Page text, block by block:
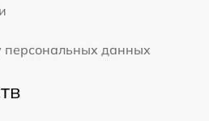
персональных данных